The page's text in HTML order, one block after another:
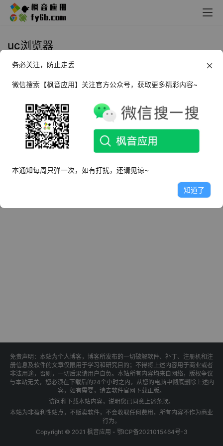
uc浏览器
2021年12月2日
免责声明：本站为个人博客，博客所发布的一切破解软件、补丁、注册机和注
册信息及软件的文章仅限用于学习和研究目的；不得将上述内容用于商业或者
非法用途，否则，一切后果请用户自负。本站所有内容均来自网络，版权争议
与本站无关，您必须在下载后的24个小时之内，从您的电脑中彻底删除上述内
容，如有需要，请去软件官网下载正版。
访问和下载本站内容，说明您已同意上述条款。
本站为非盈利性站点，不贩卖软件，不会收取任何费用，所有内容不作为商业
行为。
Copyright © 2021 枫音应用 - 鄂ICP备2021015464号-3
务必关注，防止走丢
微信搜索【枫音应用】关注官方公众号，获取更多精彩内容~
本通知每周只弹一次，如有打扰，还请见谅~
知道了